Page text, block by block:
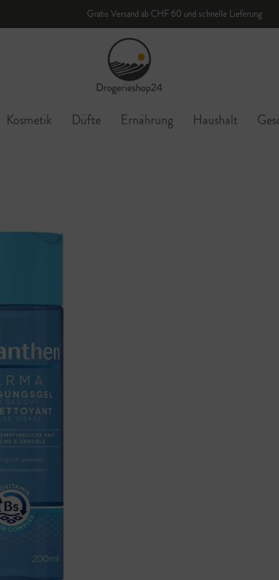
Gratis Versand ab CHF 60 und schnelle Lieferung
Kosmetik Düfte Ernährung Haushalt